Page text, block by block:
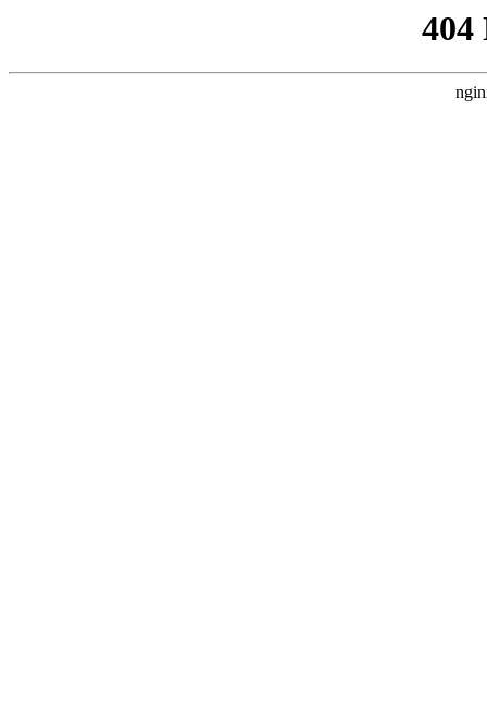
404